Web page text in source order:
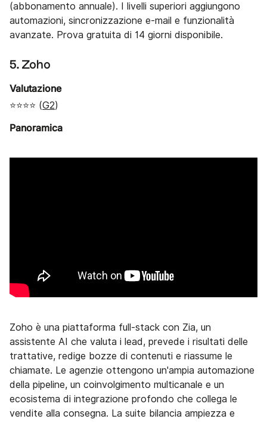
(abbonamento annuale). I livelli superiori aggiungono
automazioni, sincronizzazione e-mail e funzionalità
avanzate. Prova gratuita di 14 giorni disponibile.
5. Zoho
Valutazione
⭐⭐⭐⭐ (G2)
Panoramica
Zoho è una piattaforma full-stack con Zia, un
assistente AI che valuta i lead, prevede i risultati delle
trattative, redige bozze di contenuti e riassume le
chiamate. Le agenzie ottengono un'ampia automazione
della pipeline, un coinvolgimento multicanale e un
ecosistema di integrazione profondo che collega le
vendite alla consegna. La suite bilancia ampiezza e